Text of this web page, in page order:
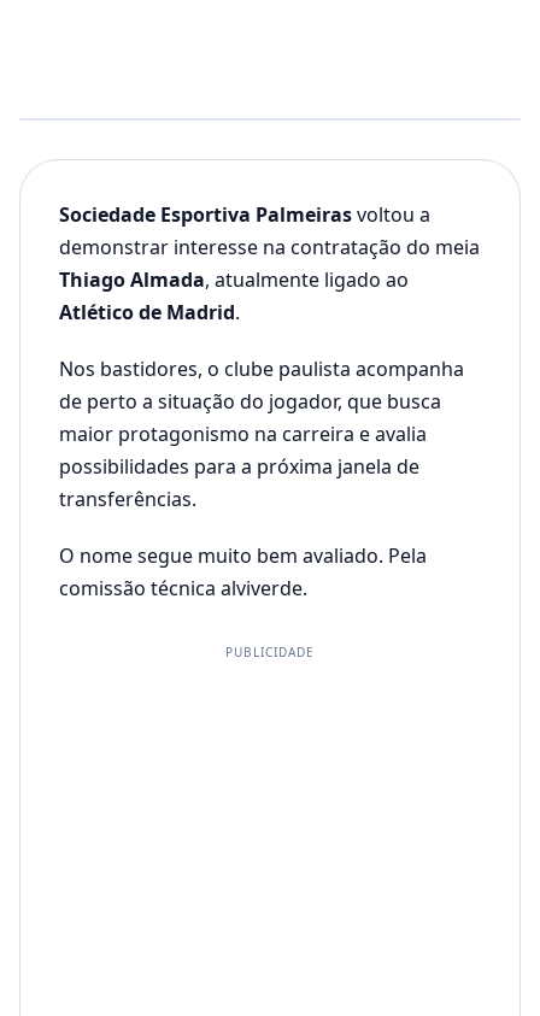
Sociedade Esportiva Palmeirasvoltou a
demonstrar interesse na contratação do meia
Thiago Almada, atualmente ligado ao
Atlético de Madrid.
Nos bastidores, o clube paulista acompanha
de perto a situação do jogador, que busca
maior protagonismo na carreira e avalia
possibilidades para a próxima janela de
transferências.
O nome segue muito bem avaliado. Pela
comissão técnica alviverde.
PUBLICIDADE